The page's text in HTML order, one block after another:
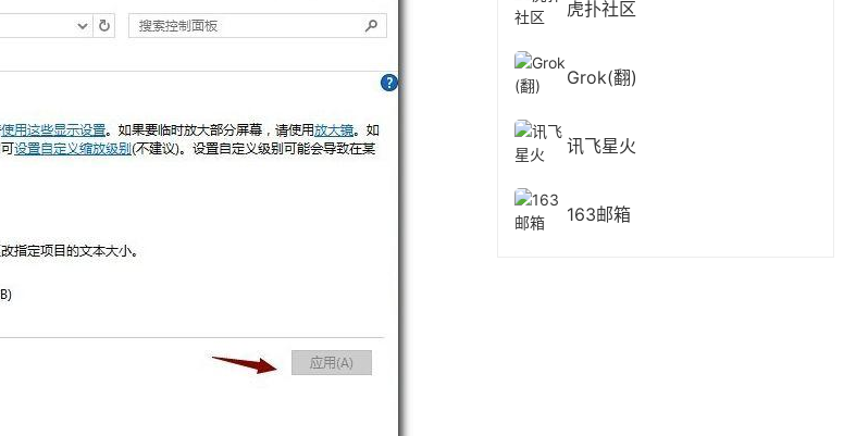
虎扑社区
Grok(翻)
讯飞星火
163邮箱